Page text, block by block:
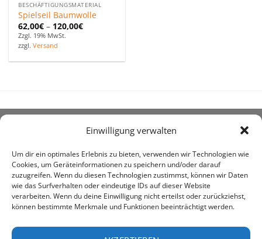
Einwilligung verwalten
Um dir ein optimales Erlebnis zu bieten, verwenden wir Technologien wie
Cookies, um Geräteinformationen zu speichern und/oder darauf
zuzugreifen. Wenn du diesen Technologien zustimmst, können wir Daten
wie das Surfverhalten oder eindeutige IDs auf dieser Website
verarbeiten. Wenn du deine Einwilligung nicht erteilst oder zurückziehst,
können bestimmte Merkmale und Funktionen beeinträchtigt werden.
BESCHÄFTIGUNGSMATERIAL
Spielseil Baumwolle
62,00€ – 120,00€
Zzgl. 19% MwSt.
zzgl.Versand
um den Kauf landwirtschaftlicher Bedarfsartikel geht.